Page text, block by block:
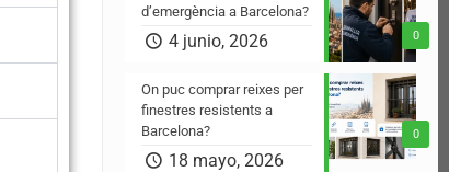
0
d’emergència a Barcelona?
4 junio, 2026
0
On puc comprar reixes per
finestres resistents a
Barcelona?
18 mayo, 2026